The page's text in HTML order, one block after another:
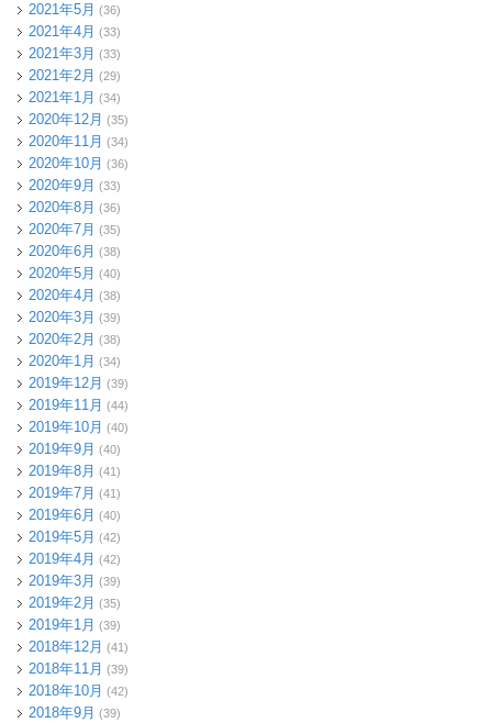
2021年5月 (36)
2021年4月 (33)
2021年3月 (33)
2021年2月 (29)
2021年1月 (34)
2020年12月 (35)
2020年11月 (34)
2020年10月 (36)
2020年9月 (33)
2020年8月 (36)
2020年7月 (35)
2020年6月 (38)
2020年5月 (40)
2020年4月 (38)
2020年3月 (39)
2020年2月 (38)
2020年1月 (34)
2019年12月 (39)
2019年11月 (44)
2019年10月 (40)
2019年9月 (40)
2019年8月 (41)
2019年7月 (41)
2019年6月 (40)
2019年5月 (42)
2019年4月 (42)
2019年3月 (39)
2019年2月 (35)
2019年1月 (39)
2018年12月 (41)
2018年11月 (39)
2018年10月 (42)
2018年9月 (39)